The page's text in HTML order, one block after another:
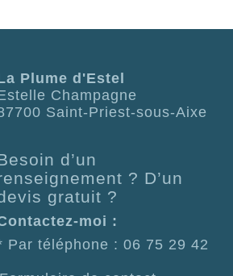
Plume d'Estel
Champagne
Saint-Priest-sous-Aixe
d’un
? D’un
gratuit ?
moi :
Par téléphone : 06 75 29 42